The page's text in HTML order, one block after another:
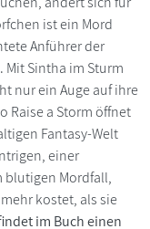
ist ein Mord
Anführer der
Sintha im Sturm
nur ein Auge auf ihre
Raise a Storm öffnet
Fantasy-Welt
einer
blutigen Mordfall,
kostet, als sie
im Buch einen